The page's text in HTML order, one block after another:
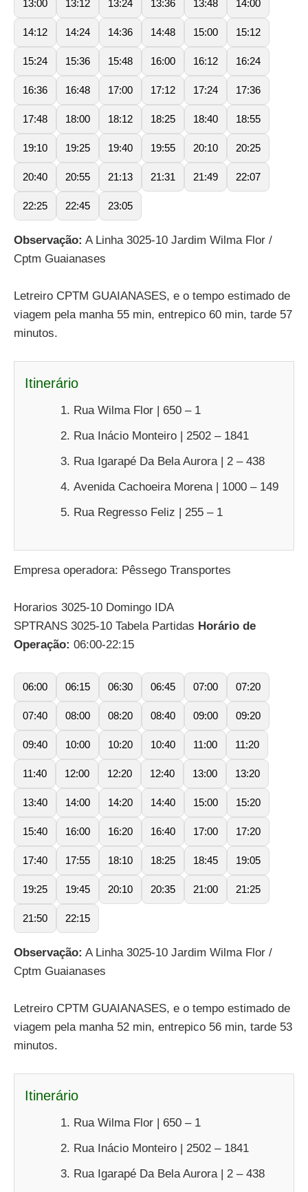
13:00 13:12 13:24 13:36 13:48 14:00
14:12 14:24 14:36 14:48 15:00 15:12
15:24 15:36 15:48 16:00 16:12 16:24
16:36 16:48 17:00 17:12 17:24 17:36
17:48 18:00 18:12 18:25 18:40 18:55
19:10 19:25 19:40 19:55 20:10 20:25
20:40 20:55 21:13 21:31 21:49 22:07
22:25 22:45 23:05
Observação: A Linha 3025-10 Jardim Wilma Flor /
Cptm Guaianases
Letreiro CPTM GUAIANASES, e o tempo estimado de
viagem pela manha 55 min, entrepico 60 min, tarde 57
minutos.
Itinerário
Rua Wilma Flor | 650 – 1
Rua Inácio Monteiro | 2502 – 1841
Rua Igarapé Da Bela Aurora | 2 – 438
Avenida Cachoeira Morena | 1000 – 149
Rua Regresso Feliz | 255 – 1
Empresa operadora: Pêssego Transportes
Horarios 3025-10 Domingo IDA
SPTRANS 3025-10 Tabela Partidas Horário de
Operação: 06:00-22:15
06:00 06:15 06:30 06:45 07:00 07:20
07:40 08:00 08:20 08:40 09:00 09:20
09:40 10:00 10:20 10:40 11:00 11:20
11:40 12:00 12:20 12:40 13:00 13:20
13:40 14:00 14:20 14:40 15:00 15:20
15:40 16:00 16:20 16:40 17:00 17:20
17:40 17:55 18:10 18:25 18:45 19:05
19:25 19:45 20:10 20:35 21:00 21:25
21:50 22:15
Observação: A Linha 3025-10 Jardim Wilma Flor /
Cptm Guaianases
Letreiro CPTM GUAIANASES, e o tempo estimado de
viagem pela manha 52 min, entrepico 56 min, tarde 53
minutos.
Itinerário
Rua Wilma Flor | 650 – 1
Rua Inácio Monteiro | 2502 – 1841
Rua Igarapé Da Bela Aurora | 2 – 438